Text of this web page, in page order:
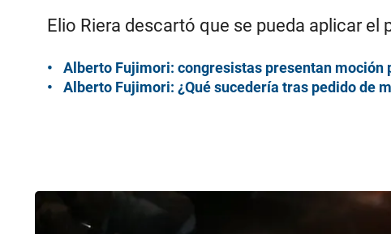
Elio Riera descartó que se pueda aplicar
Alberto Fujimori: congresistas presentan
Alberto Fujimori: ¿Qué sucedería tras pedido de